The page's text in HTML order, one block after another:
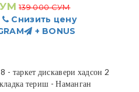
139 000 СУМ
Снизить цену
+ BONUS